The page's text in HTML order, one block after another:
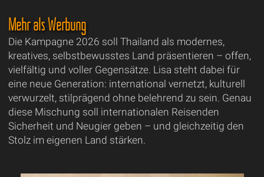
Mehr als Werbung
Die Kampagne 2026 soll Thailand als modernes,
kreatives, selbstbewusstes Land präsentieren – offen,
vielfältig und voller Gegensätze. Lisa steht dabei für
eine neue Generation: international vernetzt, kulturell
verwurzelt, stilprägend ohne belehrend zu sein. Genau
diese Mischung soll internationalen Reisenden
Sicherheit und Neugier geben – und gleichzeitig den
Stolz im eigenen Land stärken.